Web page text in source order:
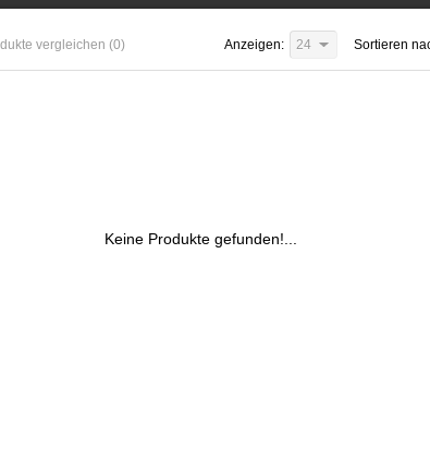
vergleichen (0) Sortieren
Anzeigen: 24
Keine Produkte gefunden!...